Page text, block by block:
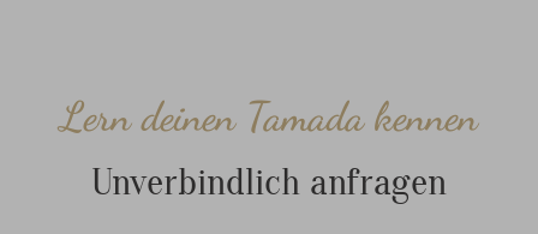
Lern deinen Tamada kennen
Unverbindlich anfragen